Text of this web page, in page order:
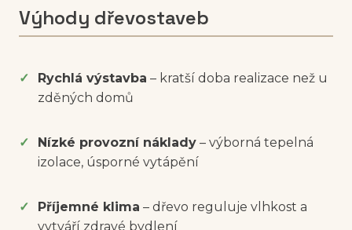
Výhody dřevostaveb
Rychlá výstavba – kratší doba realizace než u
zděných domů
Nízké provozní náklady – výborná tepelná
izolace, úsporné vytápění
Příjemné klima – dřevo reguluje vlhkost a
vytváří zdravé bydlení